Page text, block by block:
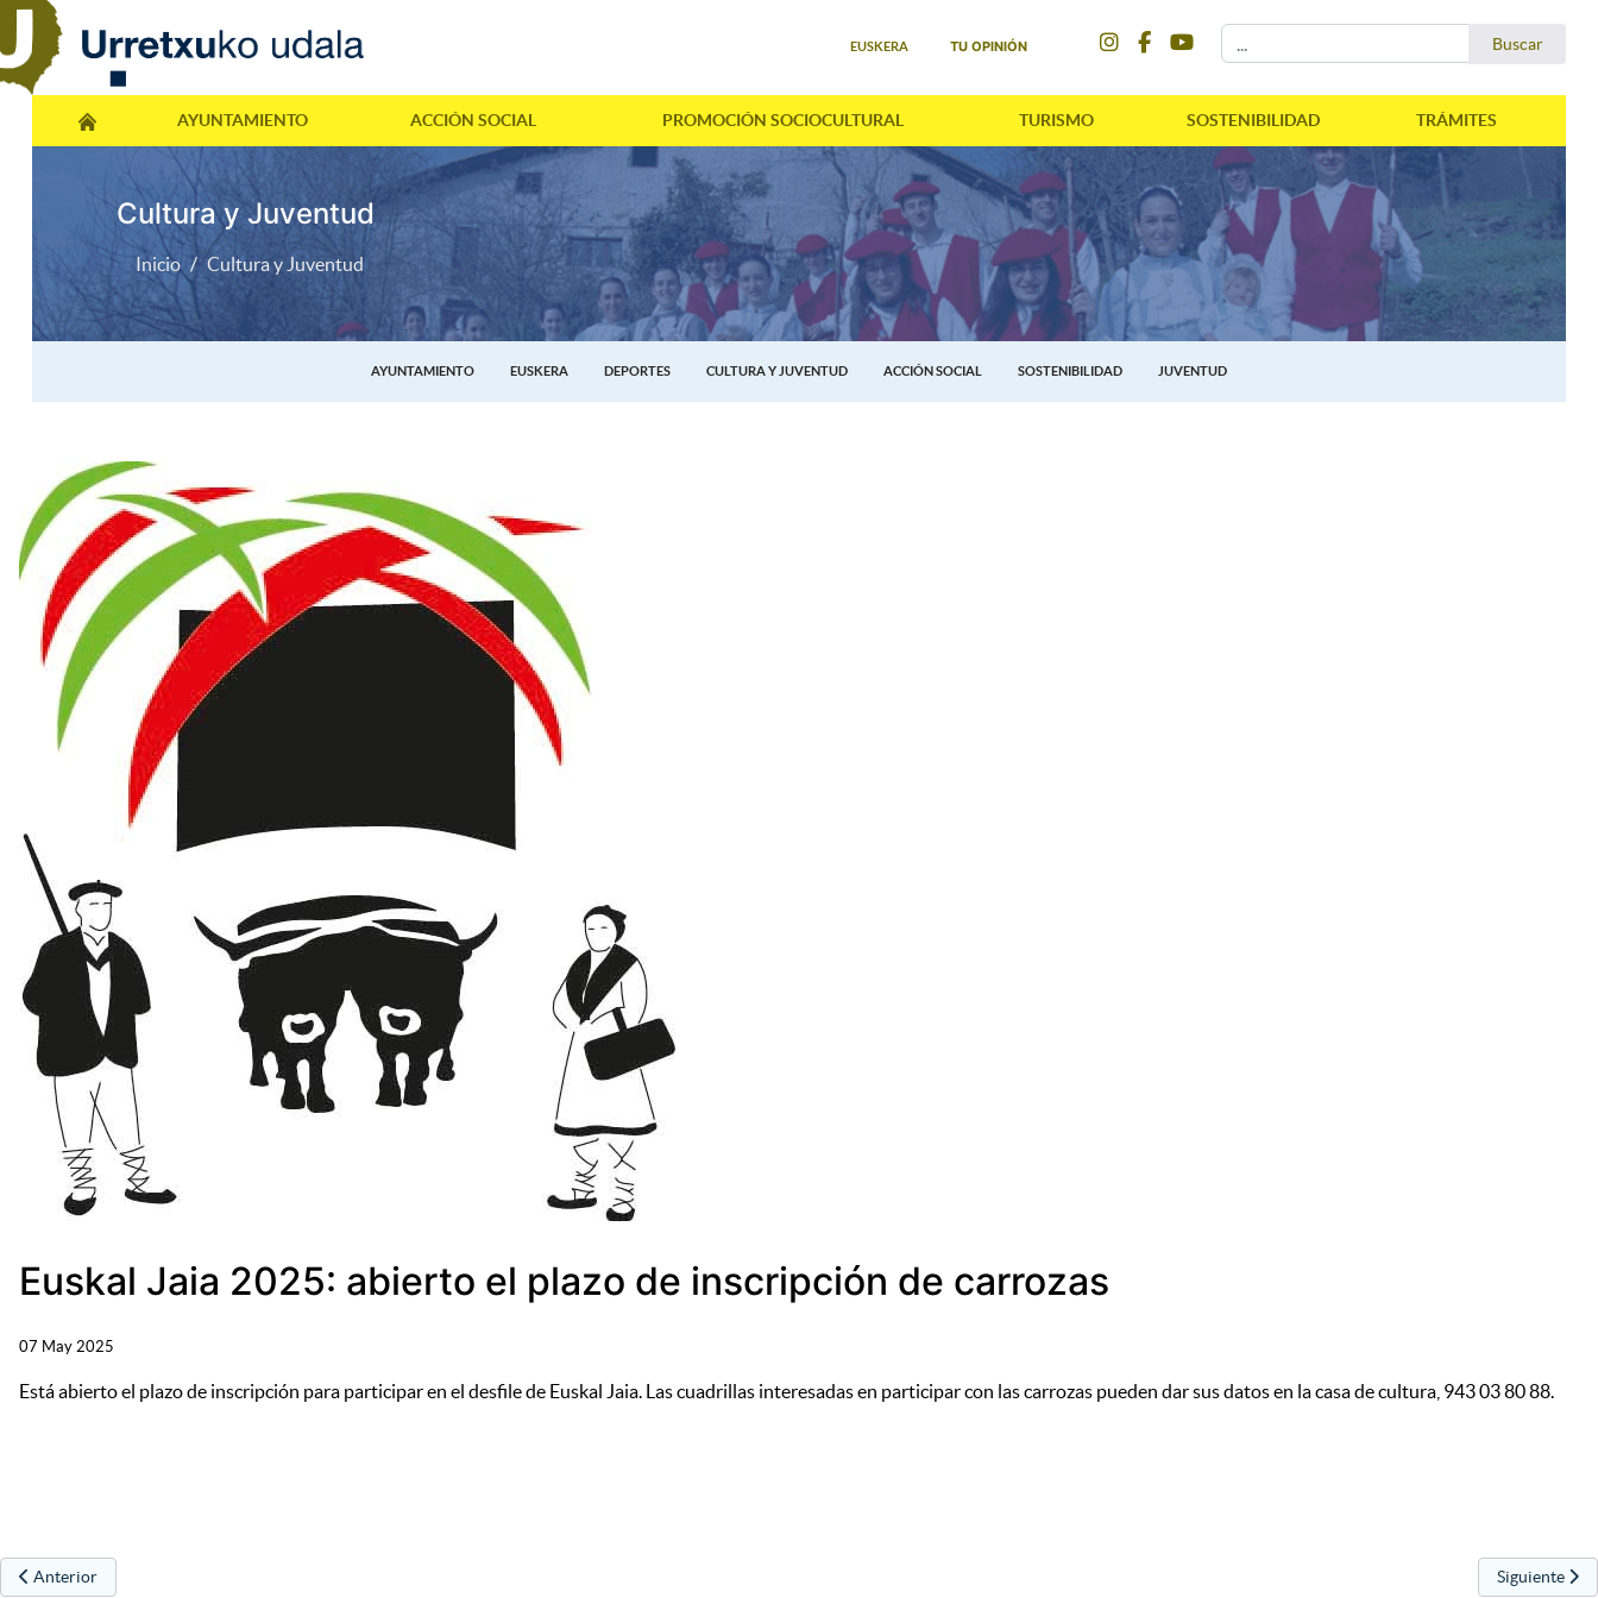
EUSKERA TU OPINIÓN Buscar
AYUNTAMIENTO ACCIÓN SOCIAL PROMOCIÓN SOCIOCULTURAL TURISMO SOSTENIBILIDAD TRÁMITES
Cultura y Juventud
Inicio Cultura y Juventud
AYUNTAMIENTO EUSKERA DEPORTES CULTURA Y JUVENTUD ACCIÓN SOCIAL SOSTENIBILIDAD JUVENTUD
Euskal Jaia 2025: abierto el plazo de inscripción de carrozas
07 May 2025
Está abierto el plazo de inscripción para participar en el desfile de Euskal Jaia. Las cuadrillas interesadas en participar con las carrozas pueden dar sus datos en la casa de cultura, 943 03 80 88.
Artículo anterior: Urrelur celebra el Día internacional de los museos
Anterior Artículo
Siguiente